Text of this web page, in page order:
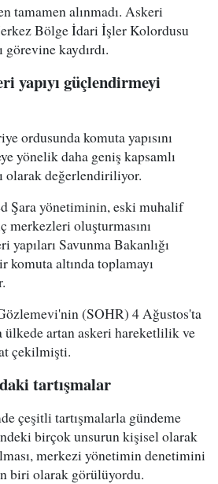
tamamen alınmadı. Askeri
Bölge İdari İşler Kolordusu
görevine kaydırdı.
yapıyı güçlendirmeyi
ordusunda komuta yapısını
yönelik daha geniş kapsamlı
olarak değerlendiriliyor.
Şara yönetiminin, eski muhalif
merkezleri oluşturmasını
yapıları Savunma Bakanlığı
komuta altında toplamayı
(SOHR) 4 Ağustos'ta
ülkede artan askeri hareketlilik ve
çekilmişti.
tartışmalar
çeşitli tartışmalarla gündeme
birçok unsurun kişisel olarak
merkezi yönetimin denetimini
biri olarak görülüyordu.